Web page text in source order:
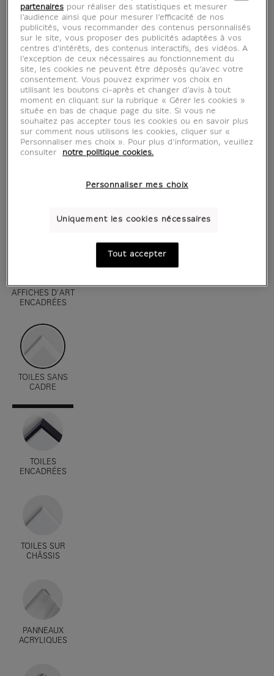
voir en situation zoom produit
AFFICHES D'ART
AFFICHES D'ART
ENCADRÉES
TOILES SANS
CADRE
TOILES
ENCADRÉES
TOILES SUR
CHÂSSIS
PANNEAUX
ACRYLIQUES
partenaires pour réaliser des statistiques et mesurer
l’audience ainsi que pour mesurer l’efficacité de nos
publicités, vous recommander des contenus personnalisés
sur le site, vous proposer des publicités adaptées à vos
centres d'intérêts, des contenus interactifs, des vidéos. A
l’exception de ceux nécessaires au fonctionnement du
site, les cookies ne peuvent être déposés qu’avec votre
consentement. Vous pouvez exprimer vos choix en
utilisant les boutons ci-après et changer d’avis à tout
moment en cliquant sur la rubrique « Gérer les cookies »
située en bas de chaque page du site. Si vous ne
souhaitez pas accepter tous les cookies ou en savoir plus
sur comment nous utilisons les cookies, cliquer sur «
Personnaliser mes choix ». Pour plus d’information, veuillez
consulter
notre politique cookies.
Personnaliser mes choix
Uniquement les cookies nécessaires
Tout accepter